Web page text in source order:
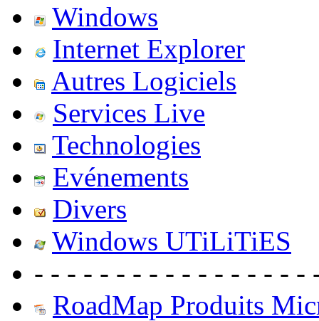
Windows
Internet Explorer
Autres Logiciels
Services Live
Technologies
Evénements
Divers
Windows UTiLiTiES
- - - - - - - - - - - - - - - - -
RoadMap Produits